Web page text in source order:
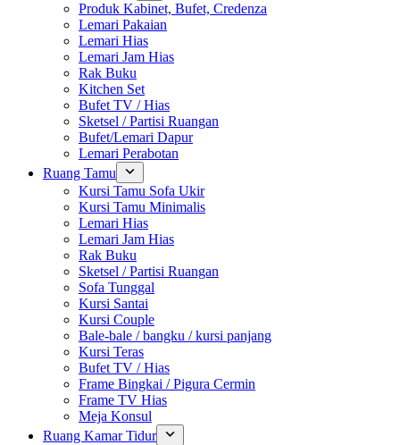
Produk Kabinet, Bufet, Credenza
Lemari Pakaian
Lemari Hias
Lemari Jam Hias
Rak Buku
Kitchen Set
Bufet TV / Hias
Sketsel / Partisi Ruangan
Bufet/Lemari Dapur
Lemari Perabotan
Ruang Tamu
Kursi Tamu Sofa Ukir
Kursi Tamu Minimalis
Lemari Hias
Lemari Jam Hias
Rak Buku
Sketsel / Partisi Ruangan
Sofa Tunggal
Kursi Santai
Kursi Couple
Bale-bale / bangku / kursi panjang
Kursi Teras
Bufet TV / Hias
Frame Bingkai / Pigura Cermin
Frame TV Hias
Meja Konsul
Ruang Kamar Tidur